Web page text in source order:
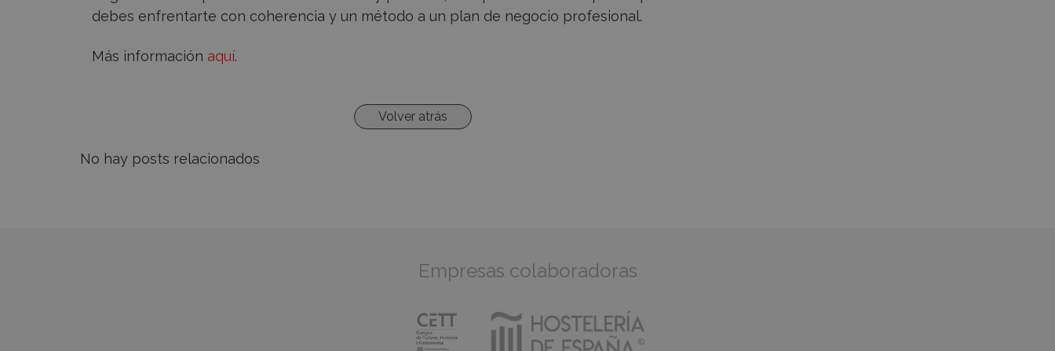
debes enfrentarte con coherencia y un método a un plan de negocio profesional.
Más información aquí.
Volver atrás
No hay posts relacionados
Empresas colaboradoras